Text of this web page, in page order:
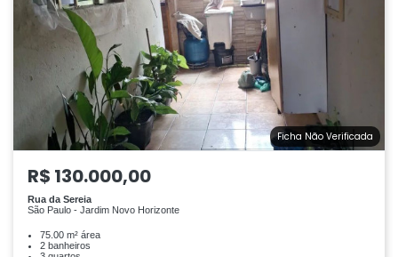
Ficha Não Verificada
R$ 130.000,00
Rua da Sereia
São Paulo - Jardim Novo Horizonte
75.00 m² área
2 banheiros